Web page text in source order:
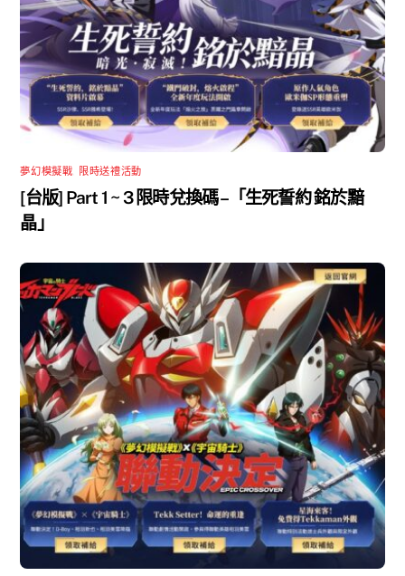
夢幻模擬戰 限時送禮活動
[台版] Part 1 ~ 3 限時兌換碼 –「生死誓約 銘於黯
晶」